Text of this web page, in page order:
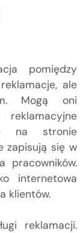
pomiędzy
ale
Mogą oni
reklamacyjne
na stronie
zapisują się w
pracowników.
internetowa
klientów.
reklamacji.